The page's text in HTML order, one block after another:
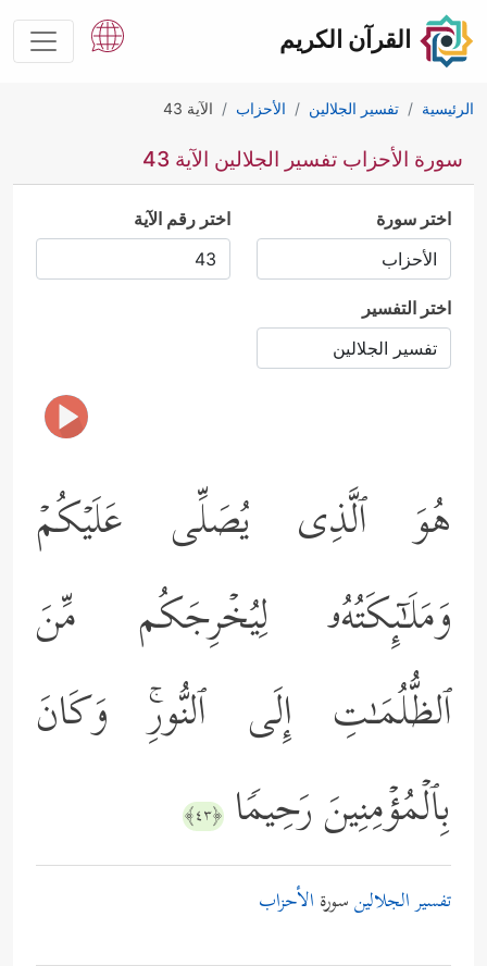
القرآن الكريم
الرئيسية تفسير الجلالين الأحزاب الآية 43
سورة الأحزاب تفسير الجلالين الآية 43
اختر سورة اختر رقم الآية
اختر التفسير
هُوَ ٱلَّذِی یُصَلِّی عَلَیۡكُمۡ
وَمَلَـٰۤىِٕكَتُهُۥ لِیُخۡرِجَكُم مِّنَ
ٱلظُّلُمَـٰتِ إِلَى ٱلنُّورِۚ وَكَانَ
بِٱلۡمُؤۡمِنِینَ رَحِیمࣰا ﴿٤٣﴾
تفسير الجلالينسورة الأحزاب